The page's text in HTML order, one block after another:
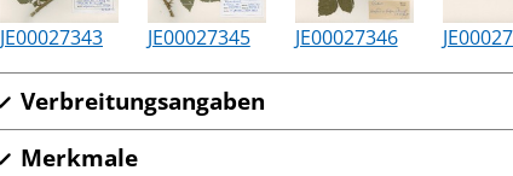
JE00027343 JE00027345 JE00027346
Verbreitungsangaben
Merkmale